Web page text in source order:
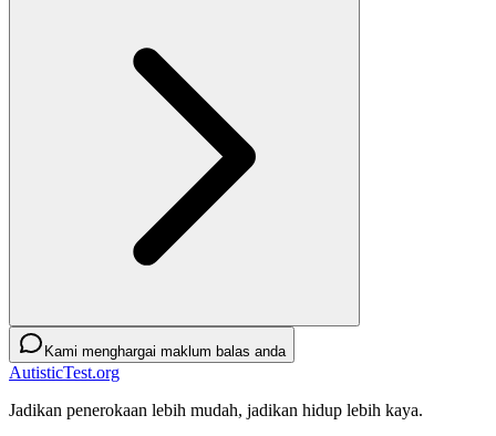
Kami menghargai maklum balas anda
AutisticTest.org
Jadikan penerokaan lebih mudah, jadikan hidup lebih kaya.